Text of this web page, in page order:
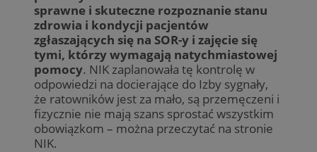
sprawne i skuteczne rozpoznanie stanu
zdrowia i kondycji pacjentów
zgłaszających się na SOR-y i zajęcie się
tymi, którzy wymagają natychmiastowej
pomocy. NIK zaplanowała tę kontrolę w
odpowiedzi na docierające do Izby sygnały,
że ratowników jest za mało, są przemęczeni i
fizycznie nie mają szans sprostać wszystkim
obowiązkom – można przeczytać na stronie
NIK.